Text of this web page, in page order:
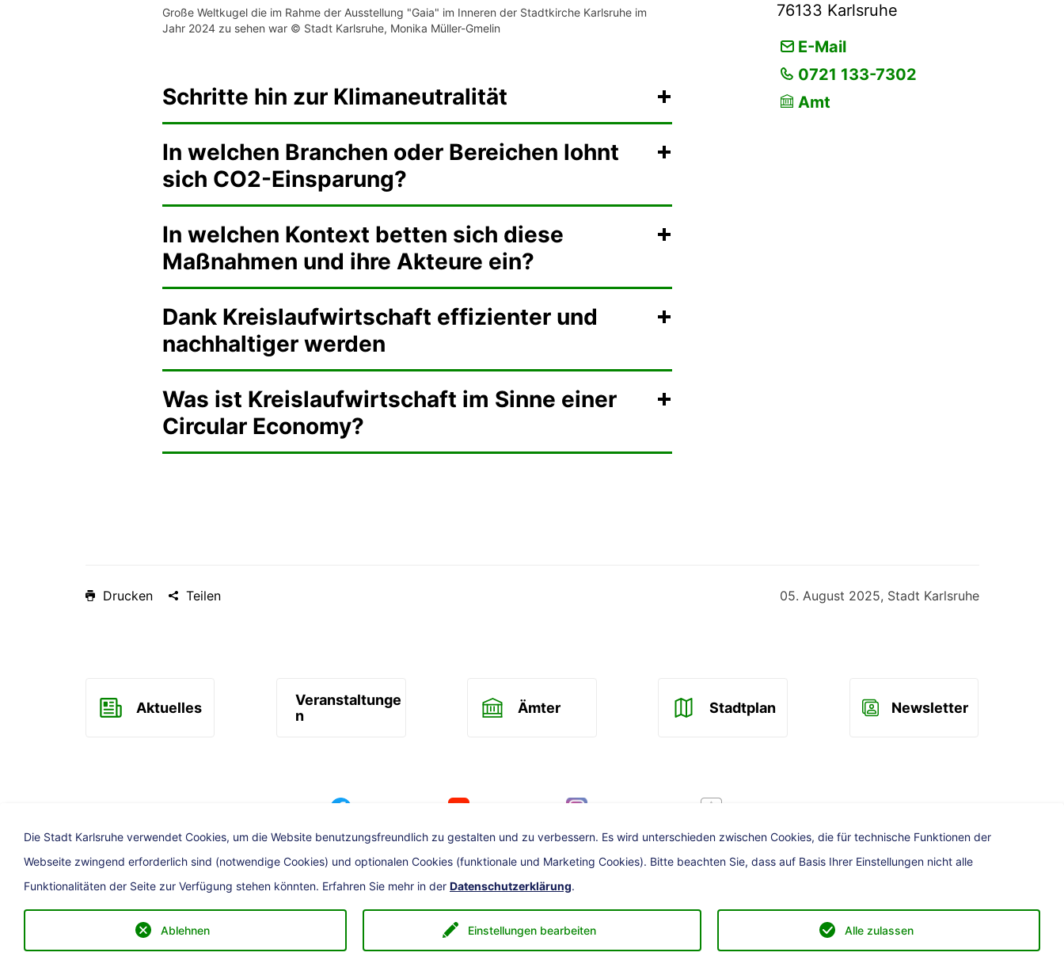
Große Weltkugel die im Rahme der Ausstellung "Gaia" im Inneren der Stadtkirche Karlsruhe im
Jahr 2024 zu sehen war © Stadt Karlsruhe, Monika Müller-Gmelin
Schritte hin zur Klimaneutralität
In welchen Branchen oder Bereichen lohnt
sich CO2-Einsparung?
In welchen Kontext betten sich diese
Maßnahmen und ihre Akteure ein?
Dank Kreislaufwirtschaft effizienter und
nachhaltiger werden
Was ist Kreislaufwirtschaft im Sinne einer
Circular Economy?
76133 Karlsruhe
E-Mail
0721 133-7302
Amt
Drucken Teilen 05. August 2025, Stadt Karlsruhe
Aktuelles
Veranstaltunge
n
Ämter Stadtplan Newsletter
Facebook Youtube Instagram Karlsruhe App
Barrierefreiheit
Die Stadt Karlsruhe verwendet Cookies, um die Website benutzungsfreundlich zu gestalten und zu verbessern. Es wird unterschieden zwischen Cookies, die für technische Funktionen der
Webseite zwingend erforderlich sind (notwendige Cookies) und optionalen Cookies (funktionale und Marketing Cookies). Bitte beachten Sie, dass auf Basis Ihrer Einstellungen nicht alle
Funktionalitäten der Seite zur Verfügung stehen könnten. Erfahren Sie mehr in der Datenschutzerklärung.
Einstellungen bearbeiten
Ablehnen Alle zulassen